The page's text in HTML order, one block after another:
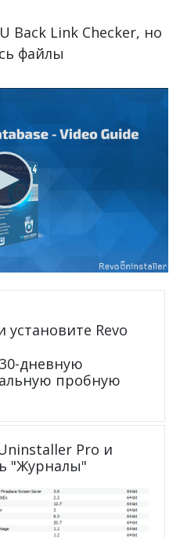
Back Link Checker, но
файлы
установите Revo
дневную
пробную
Pro и
"Журналы"